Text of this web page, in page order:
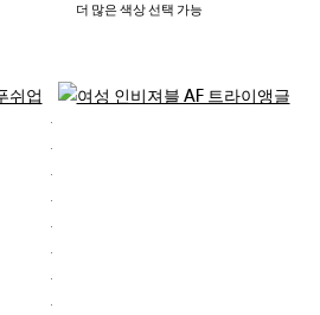
더 많은 색상 선택 가능